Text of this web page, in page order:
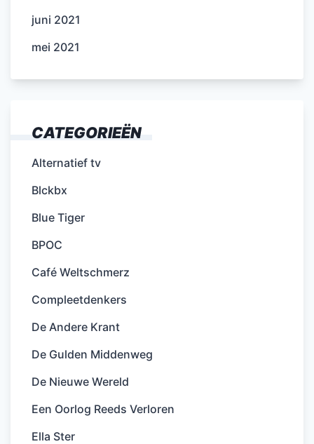
juni 2021
mei 2021
CATEGORIEËN
Alternatief tv
Blckbx
Blue Tiger
BPOC
Café Weltschmerz
Compleetdenkers
De Andere Krant
De Gulden Middenweg
De Nieuwe Wereld
Een Oorlog Reeds Verloren
Ella Ster